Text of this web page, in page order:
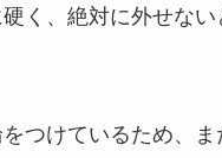
く、絶対に外せない
つけているため、ま